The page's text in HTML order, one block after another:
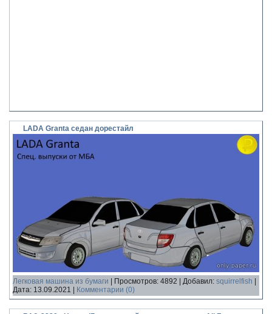
LADA Granta седан дорестайл
Легковая машина из бумаги Просмотров: 4892 Добавил: squirrelfish
Дата: 13.09.2021 Комментарии (0)